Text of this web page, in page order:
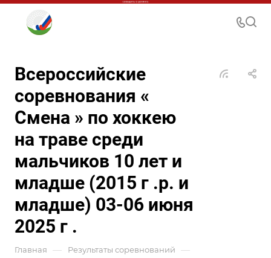
Всероссийские
соревнования «
Смена » по хоккею
на траве среди
мальчиков 10 лет и
младше (2015 г .р. и
младше) 03-06 июня
2025 г .
Главная — Результаты соревнований —